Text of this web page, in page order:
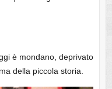
è mondano, deprivato
della piccola storia.